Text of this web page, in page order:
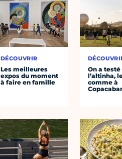
DÉCOUVRIR
Les meilleures
expos du moment
à faire en famille
On a testé
l’altinha,
comme à